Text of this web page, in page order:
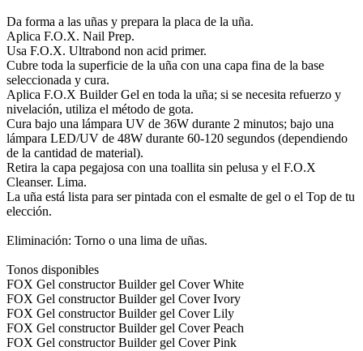
Da forma a las uñas y prepara la placa de la uña.
Aplica F.O.X. Nail Prep.
Usa F.O.X. Ultrabond non acid primer.
Cubre toda la superficie de la uña con una capa fina de la base
seleccionada y cura.
Aplica F.O.X Builder Gel en toda la uña; si se necesita refuerzo y
nivelación, utiliza el método de gota.
Cura bajo una lámpara UV de 36W durante 2 minutos; bajo una
lámpara LED/UV de 48W durante 60-120 segundos (dependiendo
de la cantidad de material).
Retira la capa pegajosa con una toallita sin pelusa y el F.O.X
Cleanser. Lima.
La uña está lista para ser pintada con el esmalte de gel o el Top de tu
elección.
Eliminación: Torno o una lima de uñas.
Tonos disponibles
FOX Gel constructor Builder gel Cover White
FOX Gel constructor Builder gel Cover Ivory
FOX Gel constructor Builder gel Cover Lily
FOX Gel constructor Builder gel Cover Peach
FOX Gel constructor Builder gel Cover Pink